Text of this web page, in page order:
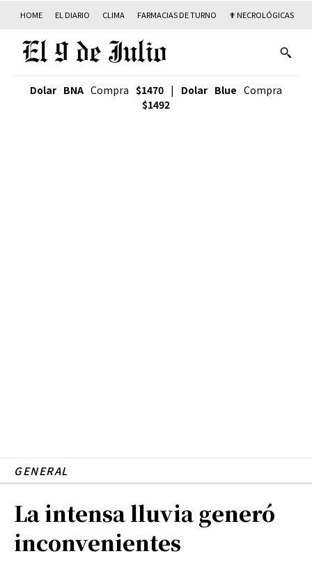
HOME EL DIARIO CLIMA FARMACIAS DE TURNO ✟ NECROLÓGICAS
Dolar BNA Compra $1470 | Dolar Blue Compra
$1492
GENERAL
La intensa lluvia generó
inconvenientes